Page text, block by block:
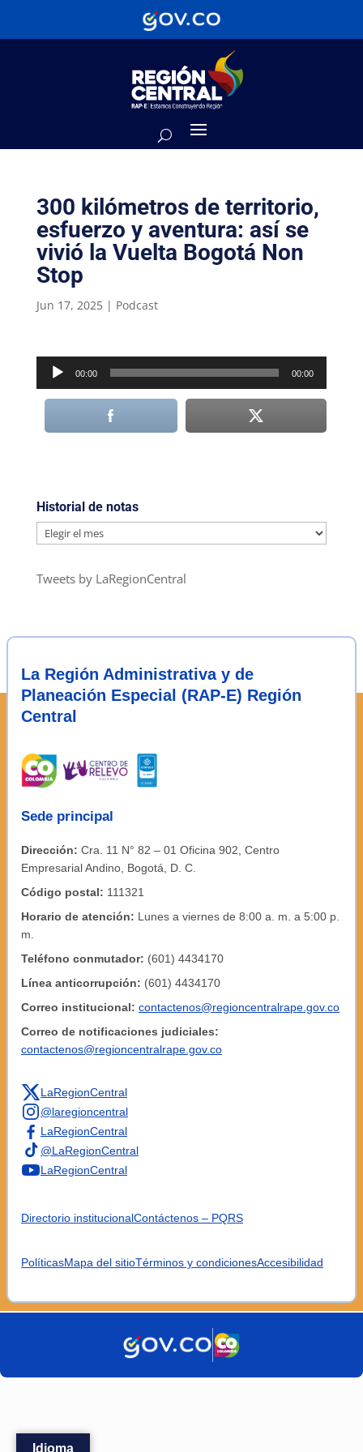
300 kilómetros de territorio,
esfuerzo y aventura: así se
vivió la Vuelta Bogotá Non
Stop
Jun 17, 2025| Podcast
Reproductor
de
audio
00:00 00:00
Historial de notas
Historial
notas
Tweets by LaRegionCentral
La Región Administrativa y de
Planeación Especial (RAP-E) Región
Central
Sede principal
Dirección: Cra. 11 N° 82 – 01 Oficina 902, Centro
Empresarial Andino, Bogotá, D. C.
Código postal: 111321
Horario de atención: Lunes a viernes de 8:00 a. m. a 5:00 p.
m.
Teléfono conmutador: (601) 4434170
Línea anticorrupción: (601) 4434170
Correo institucional: contactenos@regioncentralrape.gov.co
Correo de notificaciones judiciales:
contactenos@regioncentralrape.gov.co
LaRegionCentral
@laregioncentral
LaRegionCentral
@LaRegionCentral
LaRegionCentral
Directorio institucionalContáctenos – PQRS
PolíticasMapa del sitioTérminos y condicionesAccesibilidad
Idioma